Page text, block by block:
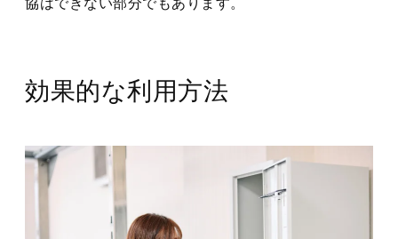
効果的な利用方法